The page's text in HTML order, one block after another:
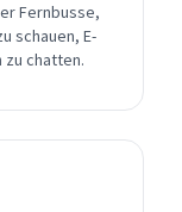
Fernbusse,
schauen, E-
zu chatten.